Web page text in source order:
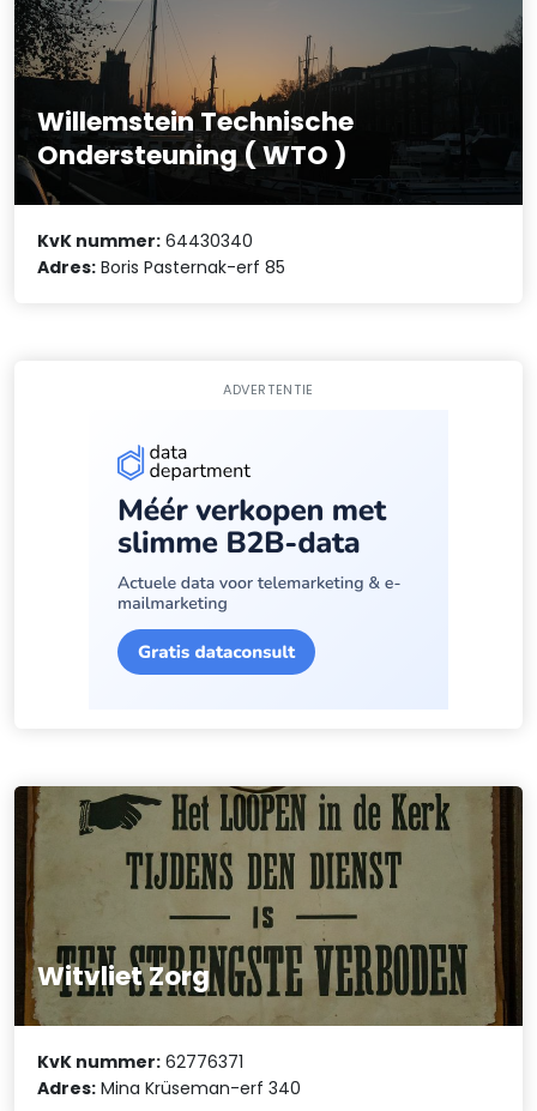
Willemstein Technische
Ondersteuning ( WTO )
KvK nummer: 64430340
Adres: Boris Pasternak-erf 85
ADVERTENTIE
Witvliet Zorg
KvK nummer: 62776371
Adres: Mina Krüseman-erf 340